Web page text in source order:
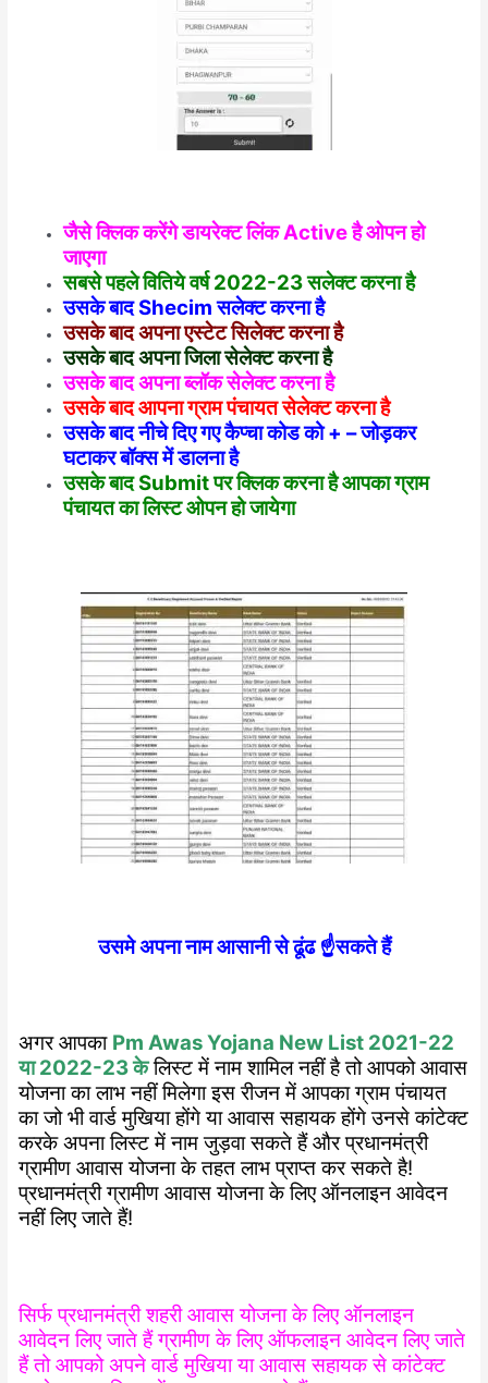
जैसे क्लिक करेंगे डायरेक्ट लिंक Active है ओपन हो
जाएगा
सबसे पहले वितिये वर्ष 2022-23 सलेक्ट करना है
उसके बाद Shecim सलेक्ट करना है
उसके बाद अपना एस्टेट सिलेक्ट करना है
उसके बाद अपना जिला सेलेक्ट करना है
उसके बाद अपना ब्लॉक सेलेक्ट करना है
उसके बाद आपना ग्राम पंचायत सेलेक्ट करना है
उसके बाद नीचे दिए गए कैप्चा कोड को + – जोड़कर
घटाकर बॉक्स में डालना है
उसके बाद Submit पर क्लिक करना है आपका ग्राम
पंचायत का लिस्ट ओपन हो जायेगा
उसमे अपना नाम आसानी से ढूंढ ☝️सकते हैं
अगर आपका Pm Awas Yojana New List 2021-22
या 2022-23 के लिस्ट में नाम शामिल नहीं है तो आपको आवास
योजना का लाभ नहीं मिलेगा इस रीजन में आपका ग्राम पंचायत
का जो भी वार्ड मुखिया होंगे या आवास सहायक होंगे उनसे कांटेक्ट
करके अपना लिस्ट में नाम जुड़वा सकते हैं और प्रधानमंत्री
ग्रामीण आवास योजना के तहत लाभ प्राप्त कर सकते है!
प्रधानमंत्री ग्रामीण आवास योजना के लिए ऑनलाइन आवेदन
नहीं लिए जाते हैं!
सिर्फ प्रधानमंत्री शहरी आवास योजना के लिए ऑनलाइन
आवेदन लिए जाते हैं ग्रामीण के लिए ऑफलाइन आवेदन लिए जाते
हैं तो आपको अपने वार्ड मुखिया या आवास सहायक से कांटेक्ट